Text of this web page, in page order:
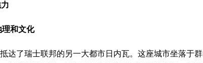
和文化
达了瑞士联邦的另一大都市日内瓦。这座城市坐落于